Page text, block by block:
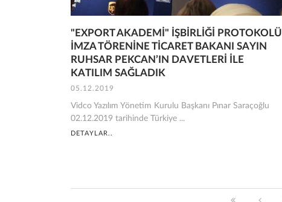
"EXPORT AKADEMİ" İŞBİRLİĞİ PROTOKOLÜ
İMZA TÖRENİNE TİCARET BAKANI SAYIN
RUHSAR PEKCAN’IN DAVETLERİ İLE
KATILIM SAĞLADIK
05.12.2019
Vidco Yazılım Yönetim Kurulu Başkanı Pınar Saraçoğlu
02.12.2019 tarihinde Türkiye ...
DETAYLAR..